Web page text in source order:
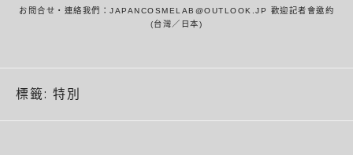
お問合せ・連絡我們：JAPANCOSMELAB@OUTLOOK.JP 歡迎記者會邀約
(台灣／日本)
標籤: 特別